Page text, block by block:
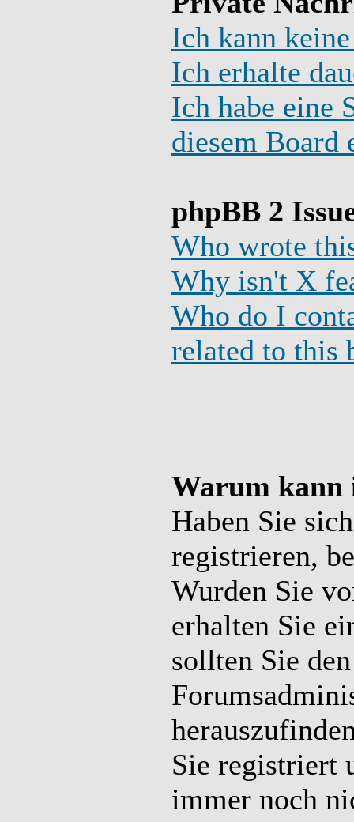
Ich kann
Ich erhalte
Ich habe eine
diesem Board
phpBB 2
Who wrote
Why isn't X
Who do I
related to this
Warum kann
Haben Sie
registrieren,
Wurden Sie
erhalten Sie
sollten Sie
Sie registriert
immer noch